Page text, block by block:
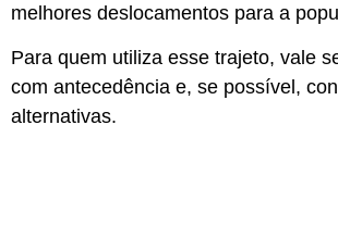
melhores deslocamentos para a
Para quem utiliza esse trajeto, vale
com antecedência e, se possível,
alternativas.